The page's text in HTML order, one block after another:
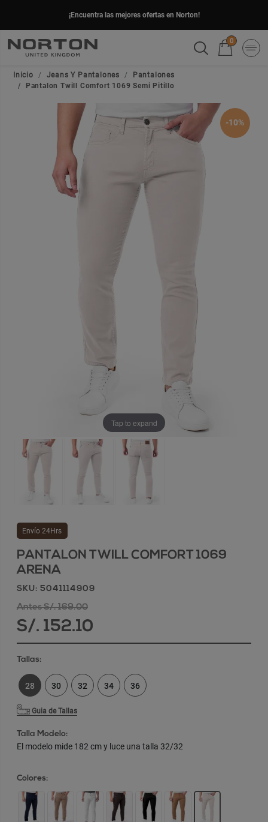
¡Encuentra las mejores ofertas en Norton!
0
Inicio Jeans Y Pantalones
Pantalones
Pantalon Twill Comfort 1069 Semi Pitillo
-10%
Tap to expand
Envío 24Hrs
PANTALON TWILL COMFORT 1069
ARENA
SKU: 5041114909
Antes S/. 169.00
S/. 152.10
Tallas:
28 30 32 34 36
Guia de Tallas
Talla Modelo:
El modelo mide 182 cm y luce una talla 32/32
Colores: